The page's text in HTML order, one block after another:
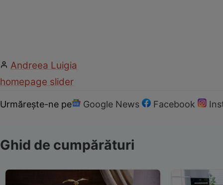
Andreea Luigia
homepage slider
Urmărește-ne pe Google News Facebook
Ghid de cumpărături